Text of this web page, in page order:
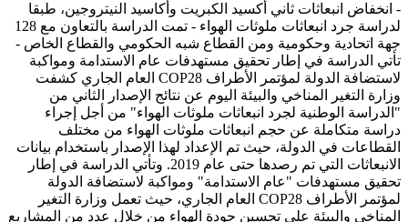
- انخفاض انبعاثات ثاني أكسيد الكبريت وأكاسيد النيتروجين، طبقا
لدراسة جرد انبعاثات ملوثات الهواء - تمت الدراسة بالتعاون مع 128
جهة اتحادية وحكومية ومن القطاع شبه الحكومي والقطاع الخاص -
تأتي الدراسة في إطار تحقيق مستهدفات عام الاستدامة ومواكبة
لاستضافة الدولة لمؤتمر الأطراف COP28 العام الجاري كشفت
وزارة التغير المناخي والبيئة اليوم عن نتائج الإصدار الثاني من
"الدراسة الوطنية لجرد انبعاثات ملوثات الهواء" من أجل إجراء
دراسة متكاملة عن حجم انبعاثات ملوثات الهواء من مختلف
القطاعات في الدولة، حيث تم الإعداد لهذا الإصدار باستخدام بيانات
الانبعاثات التي تم رصدها حتى عام 2019. وتأتي الدراسة في إطار
تحقيق مستهدفات "عام الاستدامة" ومواكبة لاستضافة الدولة
لمؤتمر الأطراف COP28 العام الجاري، حيث تعمل وزارة التغير
المناخي والبيئة على تحسين جودة الهواء من خلال عدد من المشاريع